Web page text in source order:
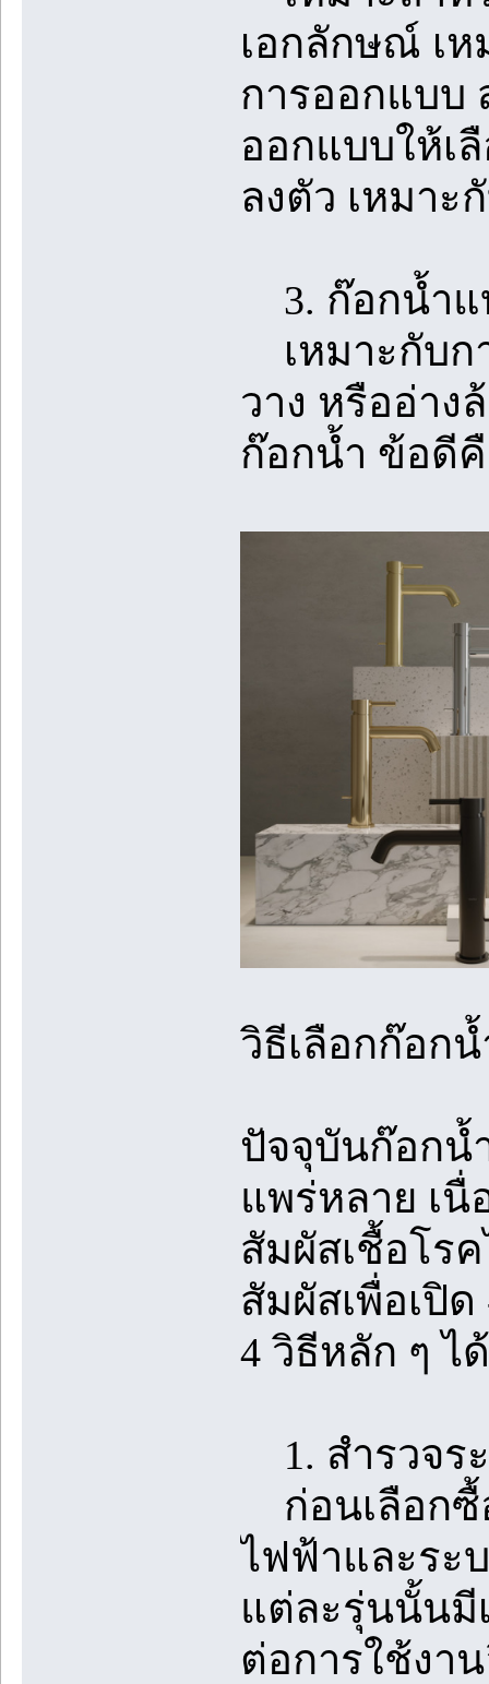
เอกลักษณ์ เห
การออกแบบ
ออกแบบให้เ
ลงตัว เหมาะ
3. ก๊อกน้ำแ
เหมาะกับก
วาง หรืออ่าง
ก๊อกน้ำ ข้อดี
วิธีเลือกก๊อก
ปัจจุบันก๊อกน้
แพร่หลาย เนื่
สัมผัสเชื้อโร
สัมผัสเพื่อเปิ
4 วิธีหลัก ๆ ไ
1. สำรวจร
ก่อนเลือกซื้
ไฟฟ้าและระ
แต่ละรุ่นนั้นมี
ต่อการใช้งา